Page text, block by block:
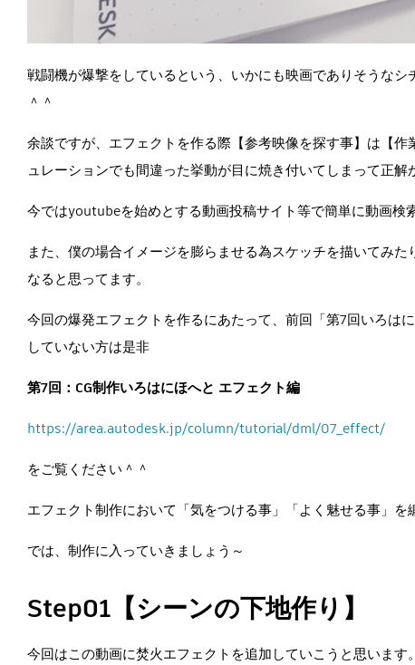
戦闘機が爆撃をしているという、いかにも映画でありそうな
＾＾
余談ですが、エフェクトを作る際【参考映像を探す事】は【
ュレーションでも間違った挙動が目に焼き付いてしまって正解
今ではyoutubeを始めとする動画投稿サイト等で簡単に動画検
また、僕の場合イメージを膨らませる為スケッチを描いてみ
なると思ってます。
今回の爆発エフェクトを作るにあたって、前回「第7回いろ
していない方は是非
第7回：CG制作いろはにほへと エフェクト編
https://area.autodesk.jp/column/tutorial/dml/07_effect/
をご覧ください＾＾
エフェクト制作において「気をつける事」「よく魅せる事」を
では、制作に入っていきましょう～
Step01【シーンの下地作り】
今回はこの動画に焚火エフェクトを追加していこうと思います。